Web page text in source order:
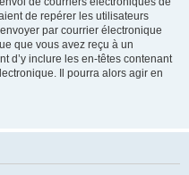
de repérer les utilisateurs
par courrier électronique
que vous avez reçu à un
d’y inclure les en-têtes contenant
Il pourra alors agir en